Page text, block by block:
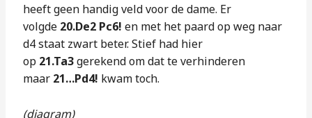
heeft geen handig veld voor de dame. Er
volgde 20.De2 Pc6! en met het paard op weg naar
d4 staat zwart beter. Stief had hier
op 21.Ta3gerekend om dat te verhinderen
maar 21…Pd4! kwam toch.
(diagram)